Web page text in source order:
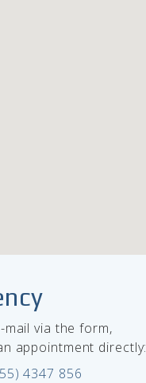
mail via the form,
appointment directly:
4347 856